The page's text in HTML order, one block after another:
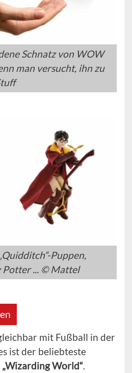
Schnatz von WOW
man versucht, ihn zu
Puppen,
... © Mattel
mit Fußball in der
ist der beliebteste
„Wizarding World“.